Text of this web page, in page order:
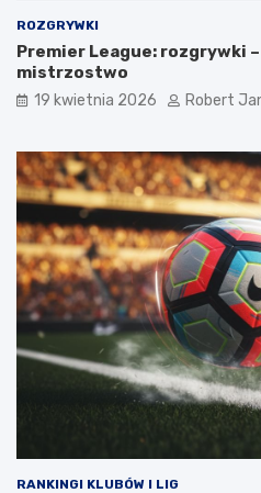
ROZGRYWKI
Premier League: rozgrywki
mistrzostwo
19 kwietnia 2026 Robert
RANKINGI KLUBÓW I LIG